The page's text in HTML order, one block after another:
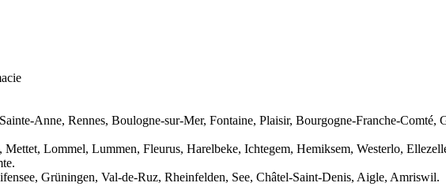
Anne, Rennes, Boulogne-sur-Mer, Fontaine, Plaisir, Bourgogne-Franche-Comté,
Lommel, Lummen, Fleurus, Harelbeke, Ichtegem, Hemiksem, Westerlo,
Grüningen, Val-de-Ruz, Rheinfelden, See, Châtel-Saint-Denis, Aigle, Amriswil.